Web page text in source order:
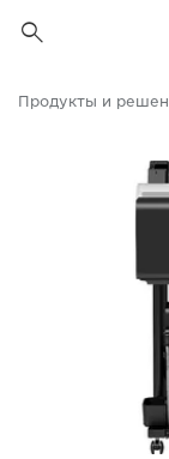
